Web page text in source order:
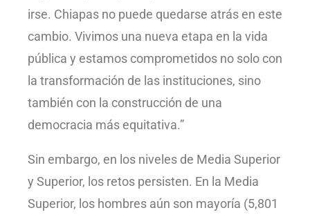
irse. Chiapas no puede quedarse atrás en este
cambio. Vivimos una nueva etapa en la vida
pública y estamos comprometidos no solo con
la transformación de las instituciones, sino
también con la construcción de una
democracia más equitativa.”
Sin embargo, en los niveles de Media Superior
y Superior, los retos persisten. En la Media
Superior, los hombres aún son mayoría (5,801